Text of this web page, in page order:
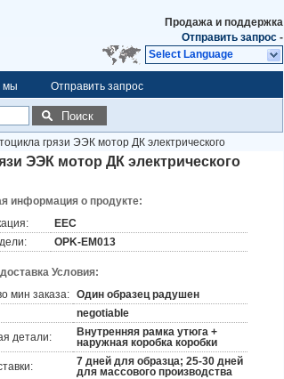
Продажа и поддержка
Отправить запрос -
Select Language
мы Отправить запрос
Поиск
грязи ЭЭК мотор ДК электрического
ЭЭК мотор ДК электрического
информация о продукте:
EEC
OPK-EM013
Условия:
мин заказа: Один образец радушен
negotiable
детали:
Внутренняя рамка утюга +
наружная коробка коробки
7 дней для образца; 25-30 дней
для массового производства